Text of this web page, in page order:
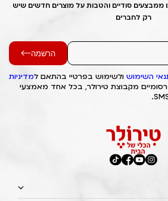
ממבצעים סודיים והטבות על מוצרים חדשים שיש
רק לחברים
הרשמה
השימוש ולשימוש בפרטיי בהתאם למדיניות
מקבוצת טירולר, בכל אחד מאמצעי